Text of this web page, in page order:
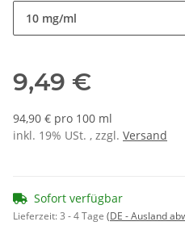
10 mg/ml
9,49 €
94,90 € pro 100 ml
inkl. 19% USt. , zzgl. Versand
Sofort verfügbar
Lieferzeit:3 - 4 Tage (DE - Ausland